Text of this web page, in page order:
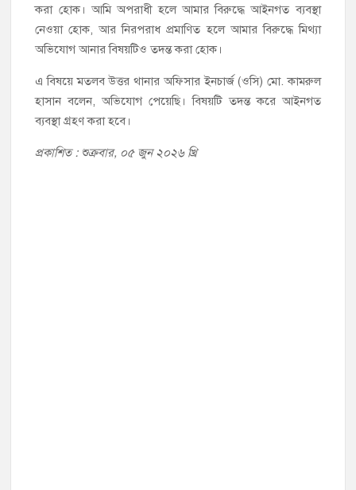
করা হোক। আমি অপরাধী হলে আমার বিরুদ্ধে আইনগত ব্যবস্থা
নেওয়া হোক, আর নিরপরাধ প্রমাণিত হলে আমার বিরুদ্ধে মিথ্যা
অভিযোগ আনার বিষয়টিও তদন্ত করা হোক।
এ বিষয়ে মতলব উত্তর থানার অফিসার ইনচার্জ (ওসি) মো. কামরুল
হাসান বলেন, অভিযোগ পেয়েছি। বিষয়টি তদন্ত করে আইনগত
ব্যবস্থা গ্রহণ করা হবে।
প্রকাশিত : শুক্রবার, ০৫ জুন ২০২৬ খ্রি